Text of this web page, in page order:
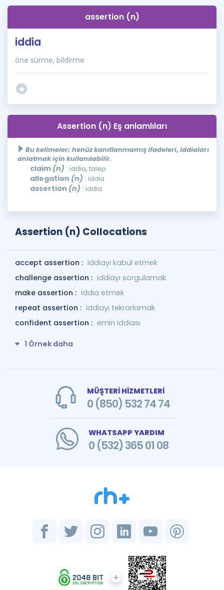
İngilizce Gramer
assertion (n)
iddia
öne sürme, bildirme
Assertion (n) Eş anlamlıları
Bu kelimeler; henüz kanıtlanmamış ifadeleri, iddiaları
anlatmak için kullanılabilir.
claim (n) : iddia, talep
allegation (n) : iddia
assertion (n) : iddia
Assertion (n) Collocations
accept assertion : iddiayı kabul etmek
challenge assertion : iddiayı sorgulamak
make assertion : iddia etmek
repeat assertion : iddiayı tekrarlamak
confident assertion : emin iddiası
1 Örnek daha
MÜŞTERİ HİZMETLERİ
0 (850) 532 74 74
WHATSAPP YARDIM
0 (532) 365 01 08